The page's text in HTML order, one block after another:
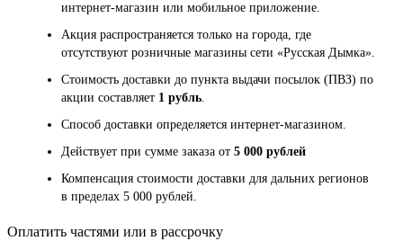
интернет-магазин или мобильное приложение.
Акция распространяется только на города, где
отсутствуют розничные магазины сети «Русская Дымка».
Стоимость доставки до пункта выдачи посылок (ПВЗ) по
акции составляет 1 рубль.
Способ доставки определяется интернет-магазином.
Действует при сумме заказа от 5 000 рублей
Компенсация стоимости доставки для дальних регионов
в пределах 5 000 рублей.
Оплатить частями или в рассрочку